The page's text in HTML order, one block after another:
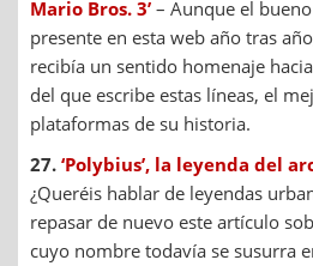
Mario Bros. 3’ – Aunque el
presente en esta web año tras
recibía un sentido homenaje
del que escribe estas líneas, el
plataformas de su historia.
27. ‘Polybius’, la leyenda del
¿Queréis hablar de leyendas
repasar de nuevo este artículo
cuyo nombre todavía se susurra